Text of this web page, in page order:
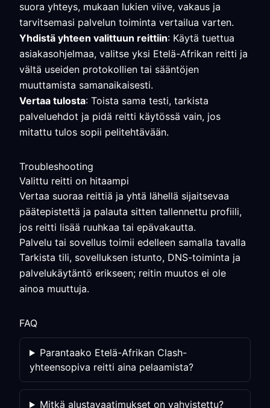
suora yhteys, mukaan lukien viive, vakaus ja
tarvitsemasi palvelun toiminta vertailua varten.
Yhdistä yhteen valittuun reittiin: Käytä tuettua
asiakasohjelmaa, valitse yksi Etelä-Afrikan reitti ja
vältä useiden protokollien tai sääntöjen
muuttamista samanaikaisesti.
Vertaa tulosta: Toista sama testi, tarkista
palveluehdot ja pidä reitti käytössä vain, jos
mitattu tulos sopii pelitehtävään.
Troubleshooting
Valittu reitti on hitaampi
Vertaa suoraa reittiä ja yhtä lähellä sijaitsevaa
päätepistettä ja palauta sitten tallennettu profiili,
jos reitti lisää ruuhkaa tai epävakautta.
Palvelu tai sovellus toimii edelleen samalla tavalla
Tarkista tili, sovelluksen istunto, DNS-toiminta ja
palvelukäytäntö erikseen; reitin muutos ei ole
ainoa muuttuja.
FAQ
Parantaako Etelä-Afrikan Clash-
yhteensopiva reitti aina pelaamista?
Mitkä alustavaatimukset on vahvistettu?